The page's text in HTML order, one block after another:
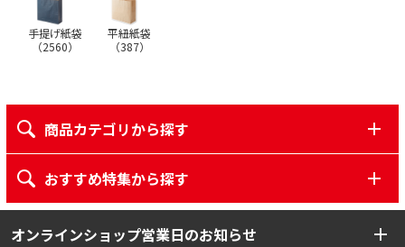
手提げ紙袋
（2560）
平紐紙袋
（387）
商品カテゴリから探す
おすすめ特集から探す
オンラインショップ営業日のお知らせ